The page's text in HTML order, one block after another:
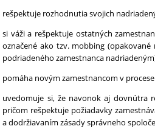
rešpektuje rozhodnutia svojich
si váži a rešpektuje ostatných
označené ako tzv. mobbing
podriadeného zamestnanca
pomáha novým zamestnancom v
uvedomuje si, že navonok aj dovnútra
pričom rešpektuje požiadavky
a dodržiavaním zásady správneho